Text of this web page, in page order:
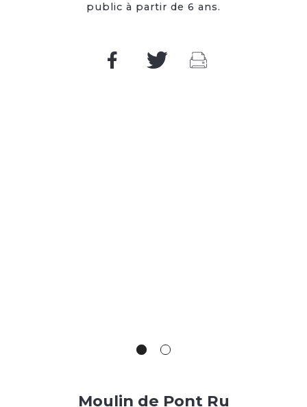
public à partir de 6 ans.
Moulin de Pont Ru